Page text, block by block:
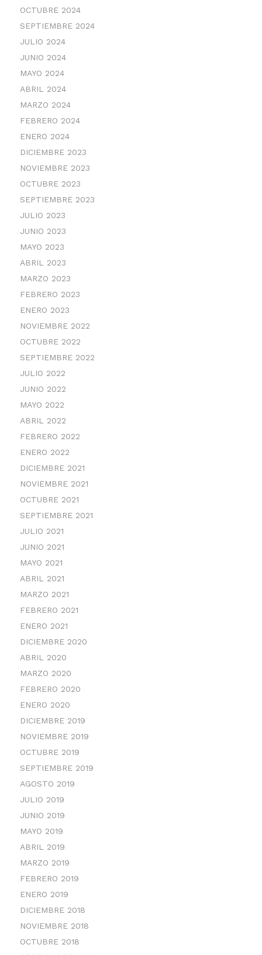
OCTUBRE 2024
SEPTIEMBRE 2024
JULIO 2024
JUNIO 2024
MAYO 2024
ABRIL 2024
MARZO 2024
FEBRERO 2024
ENERO 2024
DICIEMBRE 2023
NOVIEMBRE 2023
OCTUBRE 2023
SEPTIEMBRE 2023
JULIO 2023
JUNIO 2023
MAYO 2023
ABRIL 2023
MARZO 2023
FEBRERO 2023
ENERO 2023
NOVIEMBRE 2022
OCTUBRE 2022
SEPTIEMBRE 2022
JULIO 2022
JUNIO 2022
MAYO 2022
ABRIL 2022
FEBRERO 2022
ENERO 2022
DICIEMBRE 2021
NOVIEMBRE 2021
OCTUBRE 2021
SEPTIEMBRE 2021
JULIO 2021
JUNIO 2021
MAYO 2021
ABRIL 2021
MARZO 2021
FEBRERO 2021
ENERO 2021
DICIEMBRE 2020
ABRIL 2020
MARZO 2020
FEBRERO 2020
ENERO 2020
DICIEMBRE 2019
NOVIEMBRE 2019
OCTUBRE 2019
SEPTIEMBRE 2019
AGOSTO 2019
JULIO 2019
JUNIO 2019
MAYO 2019
ABRIL 2019
MARZO 2019
FEBRERO 2019
ENERO 2019
DICIEMBRE 2018
NOVIEMBRE 2018
OCTUBRE 2018